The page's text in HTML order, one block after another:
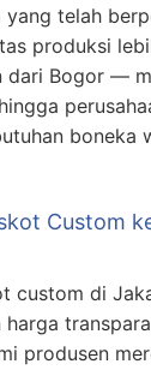
telah
produksi
dari Bogor —
boneka
Custom
custom di
produsen